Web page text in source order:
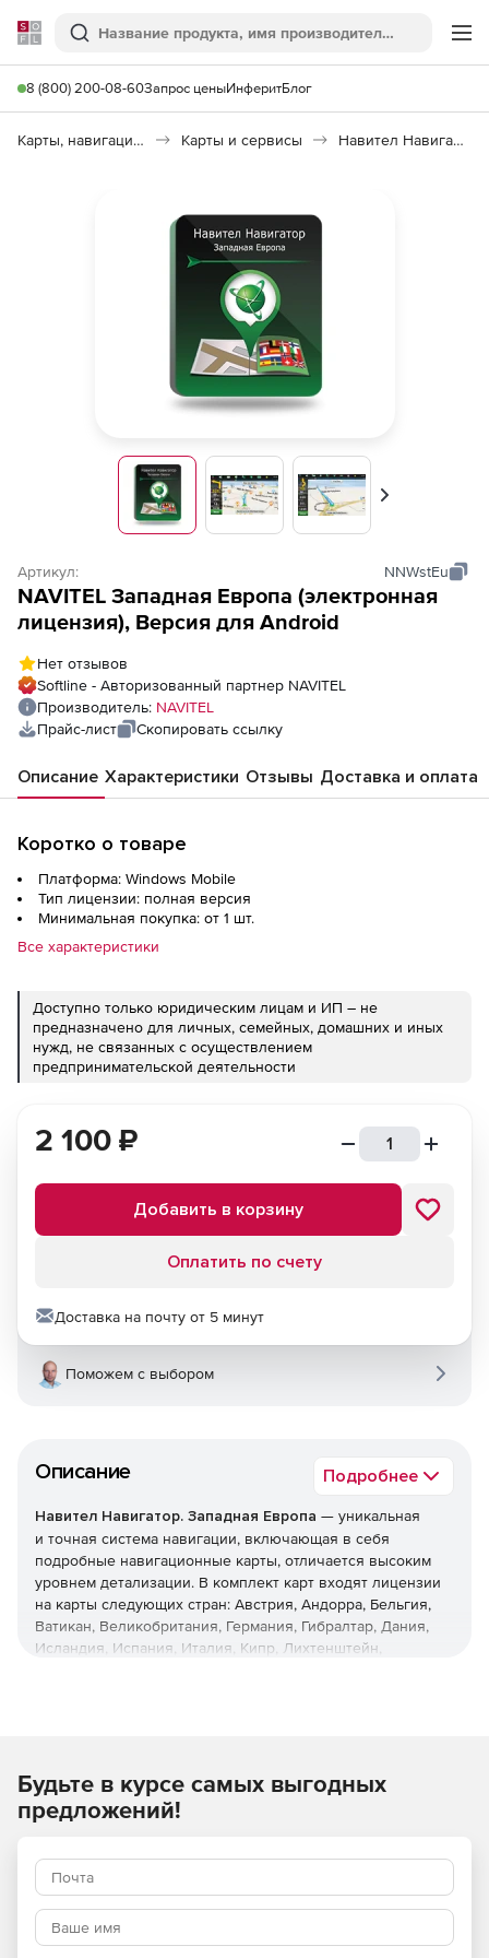
Softline
Поиск
8 (800) 200-08-60Запрос ценыИнферитБлог
Карты, навигация, путешествия Карты и сервисы Навител Навигатор. Западная Европа
Вперед
Артикул: NNWstEu
NAVITEL Западная Европа (электронная
лицензия), Версия для Android
Нет отзывов
Softline - Авторизованный партнер NAVITEL
Производитель: NAVITEL
Прайс-лист
Скопировать ссылку
Описание Характеристики Отзывы Доставка и оплата
Коротко о товаре
Платформа: Windows Mobile
Тип лицензии: полная версия
Минимальная покупка: от 1 шт.
Все характеристики
Доступно только юридическим лицам и ИП – не
предназначено для личных, семейных, домашних и иных
нужд, не связанных с осуществлением
предпринимательской деятельности
Описание Подробнее
Навител Навигатор. Западная Европа — уникальная
и точная система навигации, включающая в себя
подробные навигационные карты, отличается высоким
уровнем детализации. В комплект карт входят лицензии
на карты следующих стран: Австрия, Андорра, Бельгия,
Ватикан, Великобритания, Германия, Гибралтар, Дания,
Исландия, Испания, Италия, Кипр, Лихтенштейн,
ближайшим объектам, координатам и другим параметрам.
Предназначена для смартфонов, планшетов и
приёмником. Не для IPHONE/IPAD (iOS)!
В дорожную сеть подробных карт для построения
оптимального маршрута включены все улицы и дороги с
2 100 ₽
Добавить в корзину
Оплатить по счету
Доставка на почту от 5 минут
Поможем с выбором
Будьте в курсе самых выгодных
предложений!